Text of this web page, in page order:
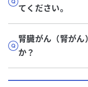
てください。
腎臓がん（腎が
か？